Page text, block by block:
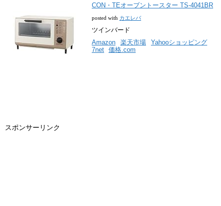
CON・TEオーブントースター TS-4041BR
posted with カエレバ
ツインバード
Amazon
楽天市場
Yahooショッピング
7net 価格.com
スポンサーリンク